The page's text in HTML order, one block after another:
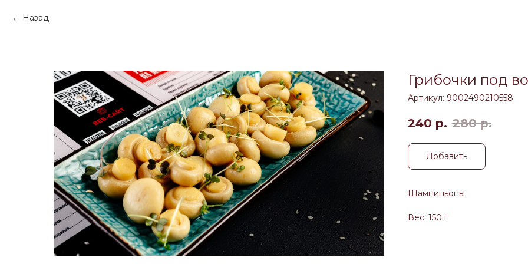
Назад
Грибочки под
Артикул: 9002490210558
240 р. 280 р.
Добавить
Шампиньоны
Вес: 150 г